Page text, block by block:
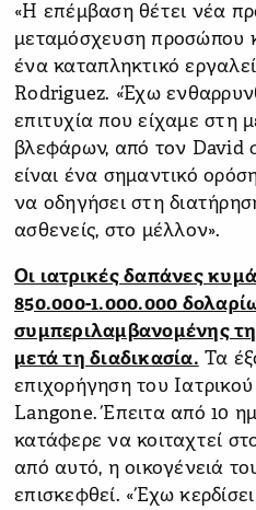
«Η επέμβαση θέτει νέα
μεταμόσχευση προσώπου
ένα καταπληκτικό
Rodriguez. «Έχω
επιτυχία που είχαμε στη
βλεφάρων, από τον David
είναι ένα σημαντικό
να οδηγήσει στη
ασθενείς, στο μέλλον».
Οι ιατρικές δαπάνες
850.000-1.000.000
συμπεριλαμβανομένης
μετά τη διαδικασία.Τα
επιχορήγηση του
Langone. Έπειτα από 10
κατάφερε να κοιταχτεί
από αυτό, η οικογένειά
επισκεφθεί. «Έχω